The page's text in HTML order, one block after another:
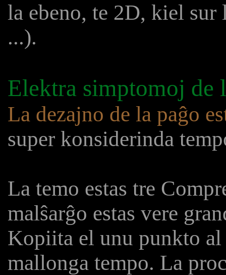
la ebeno, te 2D, kiel
...).
Elektra simptomoj de
La dezajno de la paĝo
super konsiderinda
La temo estas tre
malŝarĝo estas vere
Kopiita el unu punkto al
mallonga tempo. La